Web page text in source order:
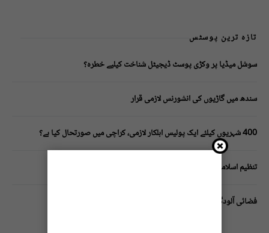
تازہ ترین پوسٹس
سوشل میڈیا پر وکڑی پوسٹ ڈیجیٹل شناخت کیلیے خطرہ؟
سندھ میں گاڑیوں کی انشورنس لازمی قرار
400 شہریوں کیلئے ایک پولیس اہلکار لازمی، کراچی میں صورتحال کیا ہے؟
تنظیم اسلامی کے زیرِ اہتمام ملک گیر آگاہی مہم!
فضائی آلودگی انسانی دماغ کیلیے کیسے خطرناک ثابت ہورہی ہے؟